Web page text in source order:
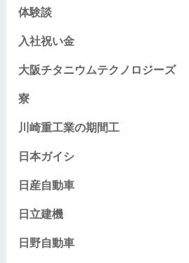
体験談
入社祝い金
大阪チタニウムテクノロジーズ
寮
川崎重工業の期間工
日本ガイシ
日産自動車
日立建機
日野自動車